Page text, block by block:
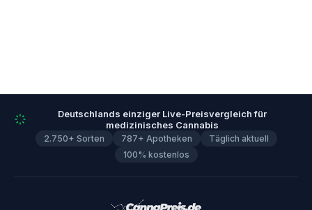
Deutschlands einziger Live-Preisvergleich für
medizinisches Cannabis
2.750+ Sorten 787+ Apotheken
Täglich aktuell
100% kostenlos